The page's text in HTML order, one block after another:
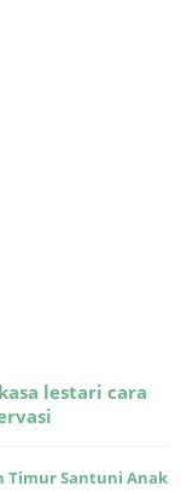
lestari cara
Timur Santuni Anak